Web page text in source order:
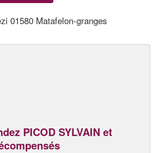
01580 Matafelon-granges
PICOD SYLVAIN et